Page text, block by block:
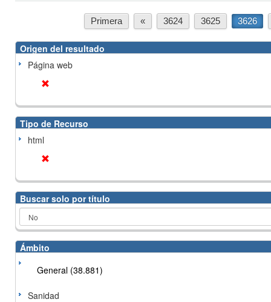
Primera « 3624 3625 3626
Origen del resultado
Página web
Tipo de Recurso
html
Buscar solo por título
Ámbito
General (38.881)
Sanidad